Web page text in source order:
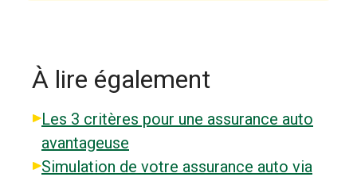
À lire également
Les 3 critères pour une assurance auto
avantageuse
Simulation de votre assurance auto via